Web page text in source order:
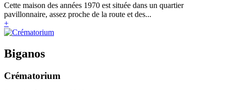
Cette maison des années 1970 est située dans un quartier
pavillonnaire, assez proche de la route et des...
+
Biganos
Crématorium